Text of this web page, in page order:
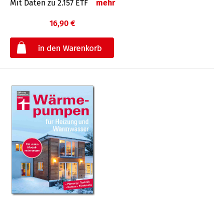
Mit Daten zu 2.157 ETF mehr
16,90 €